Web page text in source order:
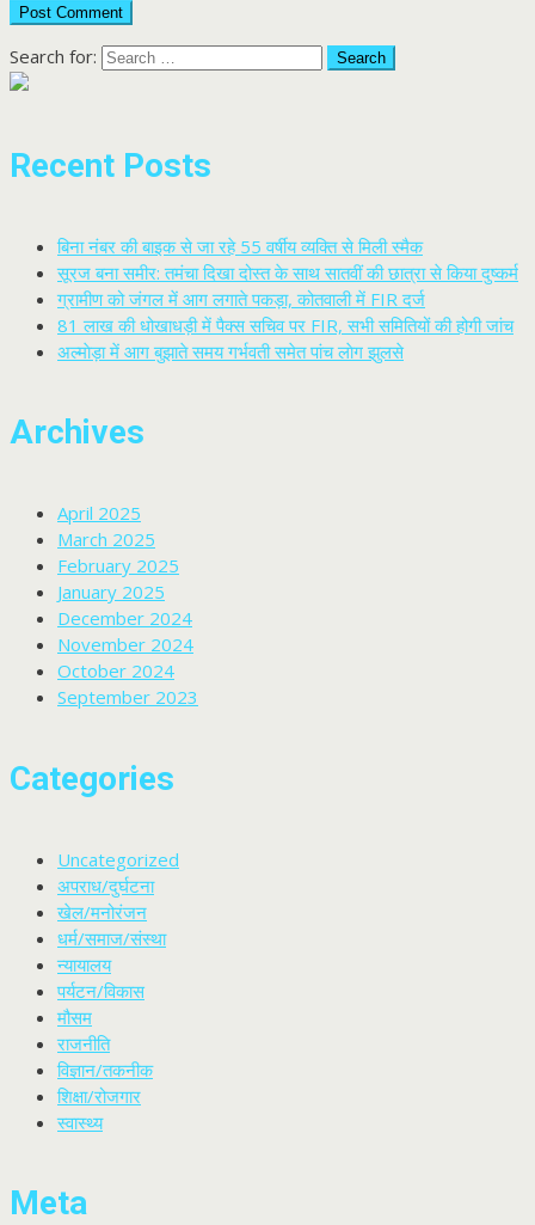
Search for:
Recent Posts
बिना नंबर की बाइक से जा रहे 55 वर्षीय व्यक्ति से मिली स्मैक
सूरज बना समीर: तमंचा दिखा दोस्त के साथ सातवीं की छात्रा से किया दुष्कर्म
ग्रामीण को जंगल में आग लगाते पकड़ा, कोतवाली में FIR दर्ज
81 लाख की धोखाधड़ी में पैक्स सचिव पर FIR, सभी समितियों की होगी जांच
अल्माेड़ा में आग बुझाते समय गर्भवती समेत पांच लाेग झुलसे
Archives
April 2025
March 2025
February 2025
January 2025
December 2024
November 2024
October 2024
September 2023
Categories
Uncategorized
अपराध/दुर्घटना
खेल/मनोरंजन
धर्म/समाज/संस्था
न्यायालय
पर्यटन/विकास
मौसम
राजनीति
विज्ञान/तकनीक
शिक्षा/रोजगार
स्वास्थ्य
Meta